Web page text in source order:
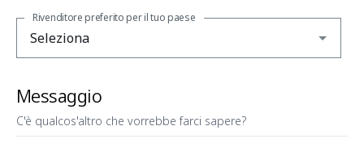
Rivenditore preferito per il tuo paese
Messaggio
C'è qualcos'altro che vorrebbe farci sapere?